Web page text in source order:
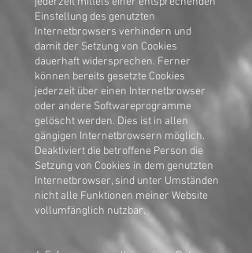
Einstellung des genutzten
Internetbrowsers verhindern und
damit der Setzung von Cookies
dauerhaft widersprechen. Ferner
können bereits gesetzte Cookies
jederzeit über einen Internetbrowser
oder andere Softwareprogramme
gelöscht werden. Dies ist in allen
gängigen Internetbrowsern möglich.
Deaktiviert die betroffene Person die
Setzung von Cookies in dem genutzten
Internetbrowser, sind unter Umständen
nicht alle Funktionen meiner Website
vollumfänglich nutzbar.